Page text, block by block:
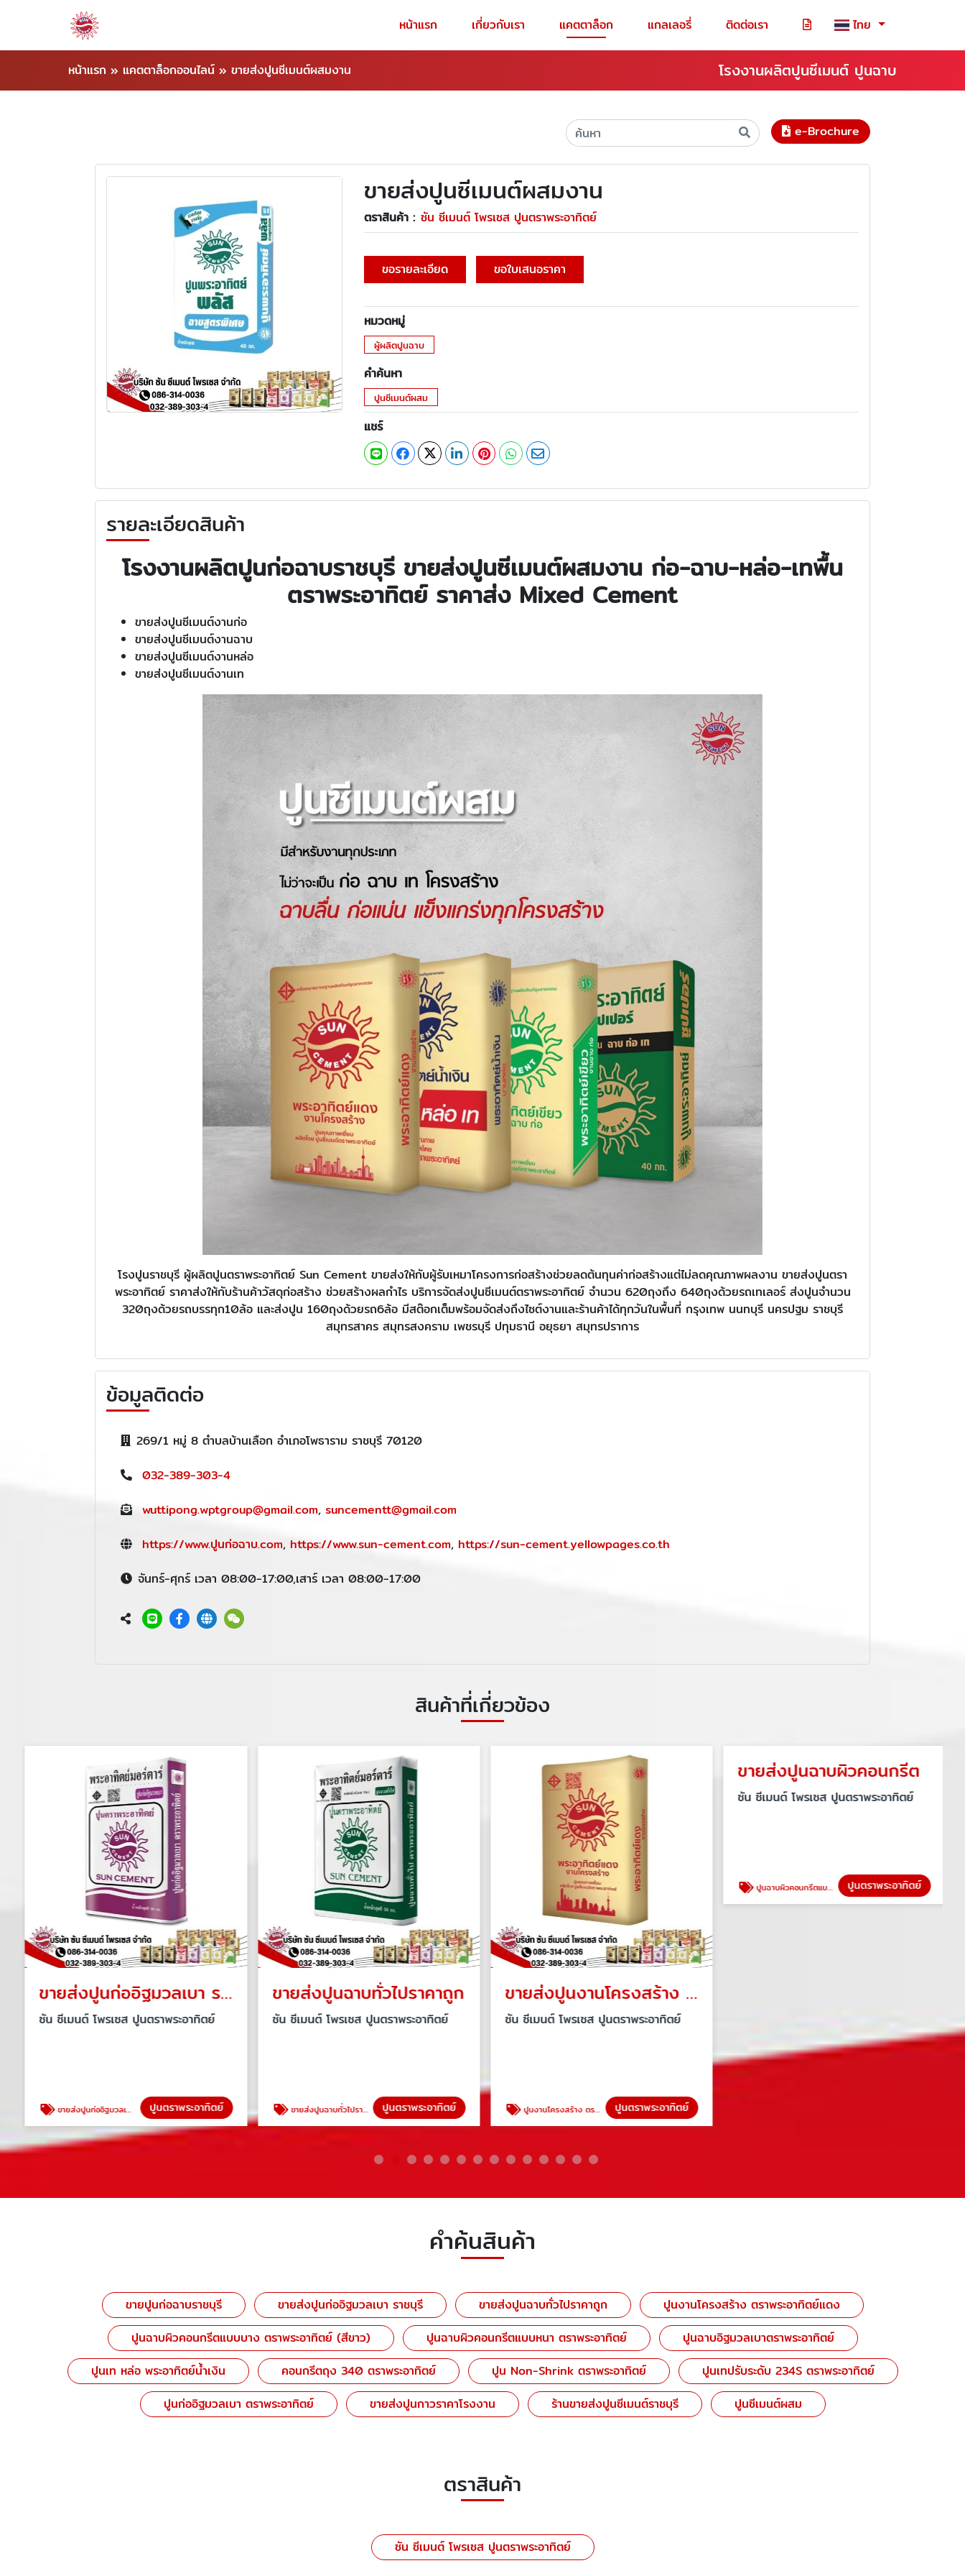
หน้าแรก เกี่ยวกับเรา แคตตาล็อก แกลเลอรี่ ติดต่อเรา ไทย
หน้าแรก » แคตตาล็อกออนไลน์ » ขายส่งปูนซีเมนต์ผสมงาน โรงงานผลิตปูนซีเมนต์ ปูนฉาบ
e-Brochure
ขายส่งปูนซีเมนต์ผสมงาน
ตราสินค้า : ซัน ซีเมนต์ โพรเซส ปูนตราพระอาทิตย์
ขอรายละเอียด ขอใบเสนอราคา
หมวดหมู่
ผู้ผลิตปูนฉาบ
คำค้นหา
ปูนซีเมนต์ผสม
แชร์
รายละเอียดสินค้า
โรงงานผลิตปูนก่อฉาบราชบุรี ขายส่งปูนซีเมนต์ผสมงาน ก่อ-ฉาบ-หล่อ-เทพื้น
ตราพระอาทิตย์ ราคาส่ง Mixed Cement
ขายส่งปูนซีเมนต์งานก่อ​
ขายส่งปูนซีเมนต์งานฉาบ
ขายส่งปูนซีเมนต์งานหล่อ
ขายส่งปูนซีเมนต์งานเท
โรงปูนราชบุรี ผู้ผลิตปูนตราพระอาทิตย์ Sun Cement ขายส่งให้กับผู้รับเหมาโครงการก่อสร้างช่วยลดต้นทุนค่าก่อสร้างแต่ไม่ลดคุณภาพผลงาน ขายส่งปูนตรา
พระอาทิตย์ ราคาส่งให้กับร้านค้าวัสดุก่อสร้าง ช่วยสร้างผลกำไร บริการจัดส่งปูนซีเมนต์ตราพระอาทิตย์ จำนวน 620ถุงถึง 640ถุงด้วยรถเทเลอร์ ส่งปูนจำนวน
320ถุงด้วยรถบรรทุก10ล้อ และส่งปูน 160ถุงด้วยรถ6ล้อ มีสต๊อกเต็มพร้อมจัดส่งถึงไซต์งานและร้านค้าได้ทุกวันในพื้นที่ กรุงเทพ นนทบุรี นครปฐม ราชบุรี
สมุทรสาคร สมุทรสงคราม เพชรบุรี ปทุมธานี อยุธยา สมุทรปราการ
ข้อมูลติดต่อ
269/1 หมู่ 8 ตำบลบ้านเลือก อำเภอโพธาราม ราชบุรี 70120
032-389-303-4
wuttipong.wptgroup@gmail.com, suncementt@gmail.com
https://www.ปูนก่อฉาบ.com, https://www.sun-cement.com, https://sun-cement.yellowpages.co.th
จันทร์-ศุกร์ เวลา 08:00-17:00,เสาร์ เวลา 08:00-17:00
สินค้าที่เกี่ยวข้อง
ขายส่งปูนก่ออิฐมวลเบา ราชบุรี
ซัน ซีเมนต์ โพรเซส ปูนตราพระอาทิตย์
ขายส่งปูนก่ออิฐมวลเบา ราชบุรี ปูนตราพระอาทิตย์
ขายส่งปูนฉาบทั่วไปราคาถูก
ซัน ซีเมนต์ โพรเซส ปูนตราพระอาทิตย์
ขายส่งปูนฉาบทั่วไปราคาถูก ปูนตราพระอาทิตย์
ขายส่งปูนงานโครงสร้าง ราคาโรงงาน
ซัน ซีเมนต์ โพรเซส ปูนตราพระอาทิตย์
ปูนงานโครงสร้าง ตราพระอาทิตย์แดง ปูนตราพระอาทิตย์
คำค้นสินค้า
ขายปูนก่อฉาบราชบุรี ขายส่งปูนก่ออิฐมวลเบา ราชบุรี ขายส่งปูนฉาบทั่วไปราคาถูก
ปูนงานโครงสร้าง ตราพระอาทิตย์แดง
ปูนฉาบผิวคอนกรีตแบบบาง ตราพระอาทิตย์ (สีขาว)
ปูนฉาบผิวคอนกรีตแบบหนา ตราพระอาทิตย์
ปูนฉาบอิฐมวลเบาตราพระอาทิตย์
ปูนเท หล่อ พระอาทิตย์น้ำเงิน
คอนกรีตถุง 340 ตราพระอาทิตย์ ปูน Non-Shrink ตราพระอาทิตย์
ปูนเทปรับระดับ 234S ตราพระอาทิตย์
ปูนก่ออิฐมวลเบา ตราพระอาทิตย์
ขายส่งปูนกาวราคาโรงงาน ร้านขายส่งปูนซีเมนต์ราชบุรี ปูนซีเมนต์ผสม
ตราสินค้า
ซัน ซีเมนต์ โพรเซส ปูนตราพระอาทิตย์